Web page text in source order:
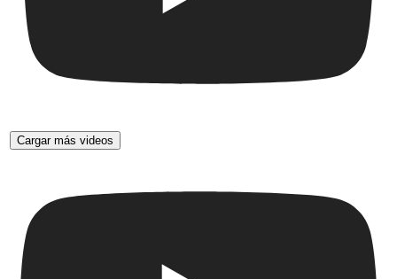
Cargar más videos